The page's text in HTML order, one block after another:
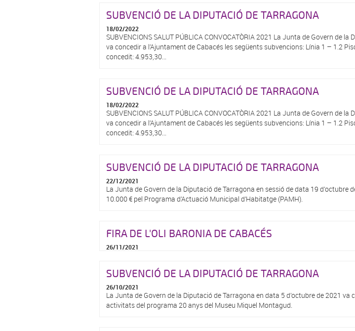
SUBVENCIÓ DE LA DIPUTACIÓ DE TARRAGONA
18/02/2022
SUBVENCIONS SALUT PÚBLICA CONVOCATÒRIA 2021 La Junta de Govern de
va concedir a l’Ajuntament de Cabacés les següents subvencions: Línia 1 – 1.2
concedit: 4.953,30...
SUBVENCIÓ DE LA DIPUTACIÓ DE TARRAGONA
18/02/2022
SUBVENCIONS SALUT PÚBLICA CONVOCATÒRIA 2021 La Junta de Govern de
va concedir a l’Ajuntament de Cabacés les següents subvencions: Línia 1 – 1.2
concedit: 4.953,30...
SUBVENCIÓ DE LA DIPUTACIÓ DE TARRAGONA
22/12/2021
La Junta de Govern de la Diputació de Tarragona en sessió de data 19
10.000 € pel Programa d’Actuació Municipal d’Habitatge (PAMH).
FIRA DE L'OLI BARONIA DE CABACÉS
26/11/2021
SUBVENCIÓ DE LA DIPUTACIÓ DE TARRAGONA
26/10/2021
La Junta de Govern de la Diputació de Tarragona en data 5 d’octubre de 2021
activitats del programa 20 anys del Museu Miquel Montagud.